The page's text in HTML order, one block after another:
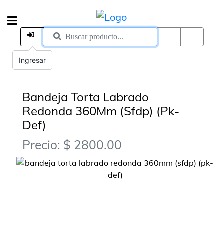
Bandeja Torta Labrado
Redonda 360Mm (Sfdp) (Pk-
Def)
Precio: $ 2800.00
Ingresar